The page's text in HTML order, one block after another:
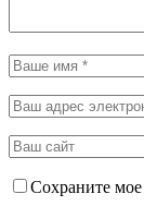
Сохраните мое